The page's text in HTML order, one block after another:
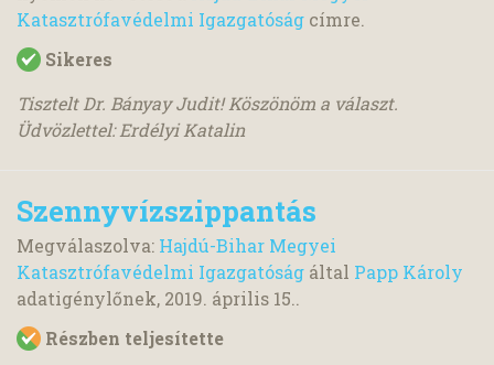
Katasztrófavédelmi Igazgatóság címre.
Sikeres
Tisztelt Dr. Bányay Judit! Köszönöm a választ.
Üdvözlettel: Erdélyi Katalin
Szennyvízszippantás
Megválaszolva: Hajdú-Bihar Megyei
Katasztrófavédelmi Igazgatóság által Papp Károly
adatigénylőnek, 2019. április 15..
Részben teljesítette